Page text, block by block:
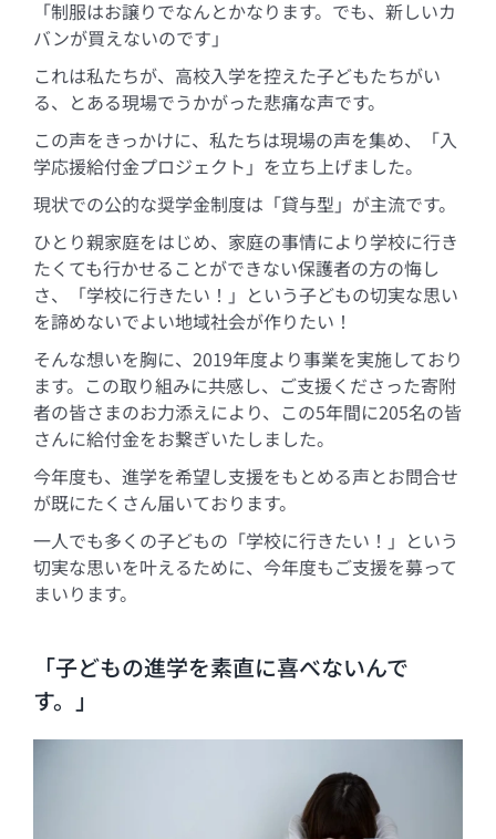
「制服はお譲りでなんとかなります。でも、新しいカ
バンが買えないのです」
これは私たちが、高校入学を控えた子どもたちがい
る、とある現場でうかがった悲痛な声です。
この声をきっかけに、私たちは現場の声を集め、「入
学応援給付金プロジェクト」を立ち上げました。
現状での公的な奨学金制度は「貸与型」が主流です。
ひとり親家庭をはじめ、家庭の事情により学校に行き
たくても行かせることができない保護者の方の悔し
さ、「学校に行きたい！」という子どもの切実な思い
を諦めないでよい地域社会が作りたい！
そんな想いを胸に、2019年度より事業を実施しており
ます。この取り組みに共感し、ご支援くださった寄附
者の皆さまのお力添えにより、この5年間に205名の皆
さんに給付金をお繋ぎいたしました。
今年度も、進学を希望し支援をもとめる声とお問合せ
が既にたくさん届いております。
一人でも多くの子どもの「学校に行きたい！」という
切実な思いを叶えるために、今年度もご支援を募って
まいります。
「子どもの進学を素直に喜べないんで
す。」